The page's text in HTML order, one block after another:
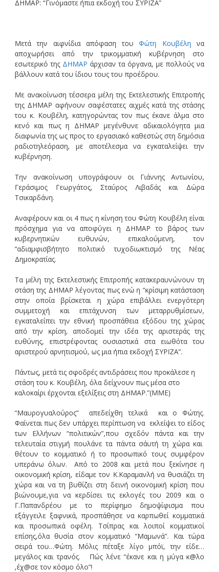
ΔΗΜΑΡ: “Γινόμαστε ήπια εκδοχή του ΣΥΡΙΖΑ”
Μετά την αιφνίδια απόφαση τουΦώτη Κουβέληνα
αποχωρήσει από την τρικομματική κυβέρνηση στο
εσωτερικό της ΔΗΜΑΡ άρχισαν τα όργανα, με πολλούς να
βάλλουν κατά του ίδιου τους του προέδρου.
Με ανακοίνωση τέσσερα μέλη της Εκτελεστικής Επιτροπής
της ΔΗΜΑΡ αφήνουν σαφέστατες αιχμές κατά της στάσης
του κ. Κουβέλη, κατηγορώντας τον πως έκανε άλμα στο
κενό και πως η ΔΗΜΑΡ μεγένθυνε αδικαιολόγητα μια
διαφωνία της ως προς το εργασιακό καθεστώς στη δημόσια
ραδιοτηλεόραση, με αποτέλεσμα να εγκαταλείψει την
κυβέρνηση.
Την ανακοίνωση υπογράφουν οι Γιάννης Αντωνίου,
Γεράσιμος Γεωργάτος, Σταύρος Λιβαδάς και Δώρα
Τσικαρδάνη.
Αναφέρουν και οι 4 πως η κίνηση του Φώτη Κουβέλη είναι
πρόσχημα για να αποφύγει η ΔΗΜΑΡ το βάρος των
κυβερνητικών ευθυνών, επικαλούμενη, τον
“αδιαμφισβήτητο πολιτικό τυχοδιωκτισμό της Νέας
Δημοκρατίας.
Τα μέλη της Εκτελεστικής Επιτροπής κατακεραυνώνουν τη
στάση της ΔΗΜΑΡ λέγοντας πως ενώ η “κρίσιμη κατάσταση
στην οποία βρίσκεται η χώρα επιβάλλει ενεργότερη
συμμετοχή και επιτάχυνση των μεταρρυθμίσεων,
εγκαταλείπει την εθνική προσπάθεια εξόδου της χώρας
από την κρίση, αποδομεί την ιδέα της αριστεράς της
ευθύνης, επιστρέφοντας ουσιαστικά στα ειωθότα του
αριστερού αρνητισμού, ως μια ήπια εκδοχή ΣΥΡΙΖΑ”.
Πάντως, μετά τις σφοδρές αντιδράσεις που προκάλεσε η
στάση του κ. Κουβέλη, όλα δείχνουν πως μέσα στο
καλοκαίρι έρχονται εξελίξεις στη ΔΗΜΑΡ.”(ΜΜΕ)
“Μαυρογυαλούρος” απεδείχθη τελικά και ο Φώτης.
Φαίνεται πως δεν υπάρχει περίπτωση να εκλείψει το είδος
των Ελλήνων “πολιτικών”,που σχεδόν πάντα και την
τελευταία στιγμή πουλάνε τα πάντα σ΄αυτή τη χώρα και
θέτουν το κομματικό ή το προσωπικό τους συμφέρον
υπεράνω όλων. Από το 2008 και μετά που ξεκίνησε η
οικονομική κρίση, είδαμε τον Κ.Καραμανλή να θυσιάζει τη
χώρα και να τη βυθίζει στη δεινή οικονομική κρίση που
βιώνουμε,για να κερδίσει τις εκλογές του 2009 και ο
Γ.Παπανδρέου με το περίφημο δημοψίφισμα που
εξάγγειλε ξαφνικά, προσπάθησε να καρπωθεί κομματικά
και προσωπικά οφέλη. Τσίπρας και λοιποί κομματικοί
επίσης,όλα θυσία στον κομματικό “Μαμωνά”. Και τώρα
σειρά του…Φώτη. Μόλις πέταξε λίγο μπόϊ, την είδε…
μεγάλος και τρανός. Πώς λένε “έκανε και η μύγα κ@λο
,έχ@σε τον κόσμο όλο”!